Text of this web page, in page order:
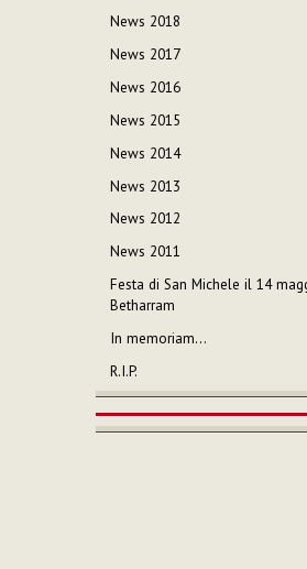
News 2018
News 2017
News 2016
News 2015
News 2014
News 2013
News 2012
News 2011
Festa di San Michele il 14
Betharram
In memoriam…
R.I.P.